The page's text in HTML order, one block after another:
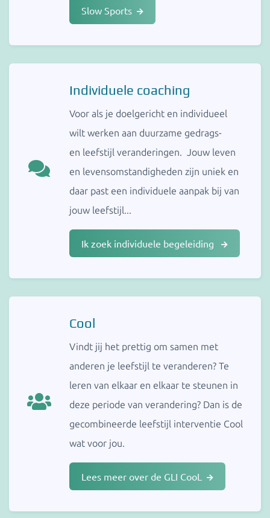
Slow Sports
Individuele coaching
Voor als je doelgericht en individueel
wilt werken aan duurzame gedrags-
en leefstijl veranderingen. Jouw leven
en levensomstandigheden zijn uniek en
daar past een individuele aanpak bij van
jouw leefstijl...
Ik zoek individuele begeleiding
Cool
Vindt jij het prettig om samen met
anderen je leefstijl te veranderen? Te
leren van elkaar en elkaar te steunen in
deze periode van verandering? Dan is de
gecombineerde leefstijl interventie Cool
wat voor jou.
Lees meer over de GLI CooL